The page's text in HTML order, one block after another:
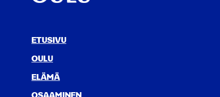
ETUSIVU
OULU
ELÄ­MÄ